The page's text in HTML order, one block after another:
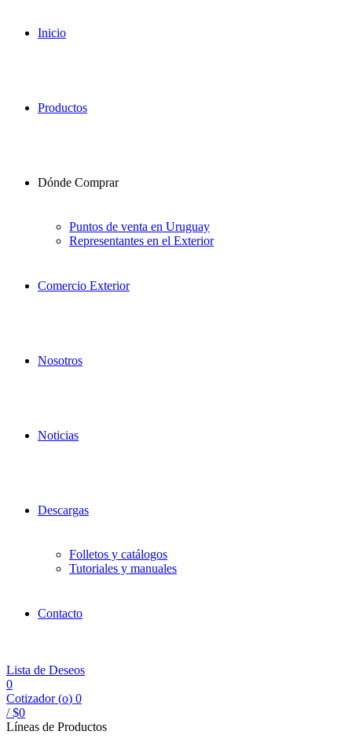
Inicio
Productos
Dónde Comprar
Puntos de venta en Uruguay
Representantes en el Exterior
Comercio Exterior
Nosotros
Noticias
Descargas
Folletos y catálogos
Tutoriales y manuales
Contacto
Lista de Deseos
0
Cotizador (o) 0
/ $0
Líneas de Productos